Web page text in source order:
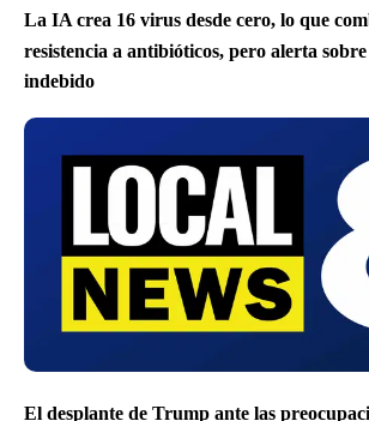
La IA crea 16 virus desde cero, lo que
resistencia a antibióticos, pero alerta
indebido
El desplante de Trump ante las